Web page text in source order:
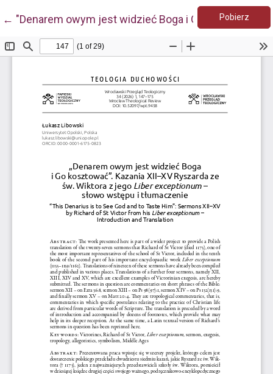
← Wróć do szczegółów artykułu
"Denarem owym jest widzieć Boga i Go kosztować".
Pobierz